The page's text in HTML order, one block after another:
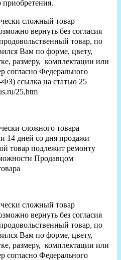
приобретения.
сложный товар
вернуть без согласия
товар, по
Вам по форме, цвету,
размеру, комплектации или
согласно Федерального
ФЗ) ссылка на статью 25
25.htm
сложного товара
14 дней со дня продажи
товар подлежит ремонту
Продавцом
сложный товар
вернуть без согласия
товар, по
Вам по форме, цвету,
размеру, комплектации или
согласно Федерального